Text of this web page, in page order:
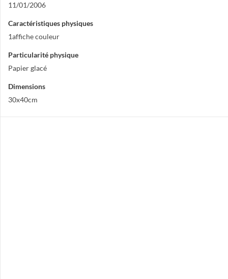
11/01/2006
Caractéristiques physiques
1affiche couleur
Particularité physique
Papier glacé
Dimensions
30x40cm